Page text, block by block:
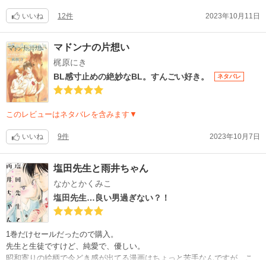
ストーリーに惹かれて購入した訳ではなかったけれど、ドラマ化された
お話自体も面白いんだけど、にき先生の絵にワクワクする。
小川の小川感がすごい！！原作読んでないけど。
なので、原作を読んでどう感じるかちょっと興味が湧く。
ドラマは小川が玉木宏、イトちゃんが多部ちゃんらしく、納得。合って
る。ただ、藤原先生（男）が綾瀬はるか…？？？
ドラマの話はさて置き、漫画はエンタメ的に面白かった！
最後まで驚いたりテンポ良く、終わり方も好き。いくらか若返った気持
結局、原作やドラマにも手を出したくなった。
いいね 12件 2023年10月11日
マドンナの片想い
梶原にき
BL感寸止めの絶妙なBL。すんごい好き。
ネタバレ
このレビューはネタバレを含みます▼
いいね 9件 2023年10月7日
塩田先生と雨井ちゃん
なかとかくみこ
塩田先生…良い男過ぎない？！
1巻だけセールだったので購入。
先生と生徒ですけど、純愛で、優しい。
昭和寄りの絵柄で今どき感が出てる漫画はちょっと苦手なんですが、こ